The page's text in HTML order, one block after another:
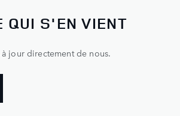
QUI S'EN VIENT
à jour directement de nous.